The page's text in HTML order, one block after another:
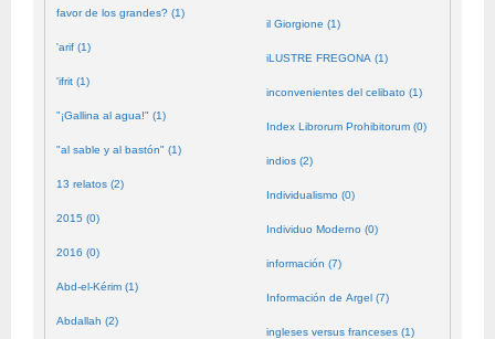
favor de los grandes? (1)
'arif (1)
'ifrit (1)
"¡Gallina al agua!" (1)
"al sable y al bastón" (1)
13 relatos (2)
2015 (0)
2016 (0)
Abd-el-Kérim (1)
Abdallah (2)
il Giorgione (1)
iLUSTRE FREGONA (1)
inconvenientes del celibato (1)
Index Librorum Prohibitorum (0)
indios (2)
Individualismo (0)
Individuo Moderno (0)
información (7)
Información de Argel (7)
ingleses versus franceses (1)